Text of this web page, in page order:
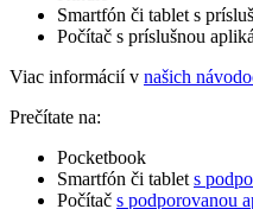
Smartfón či tablet s
Počítač s príslušnou
Viac informácií v našich
Prečítate na:
Pocketbook
Smartfón či tablet s
Počítač s podporovanou